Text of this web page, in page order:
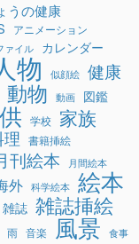
うの健康
アニメーション
ァイル カレンダー
物 似顔絵 健康
動物 動画
図鑑
学校 家族
理 書籍挿絵
刊絵本 月間絵本
外 科学絵本 絵本
雑誌 雑誌挿絵
雨 音楽 風景 食事